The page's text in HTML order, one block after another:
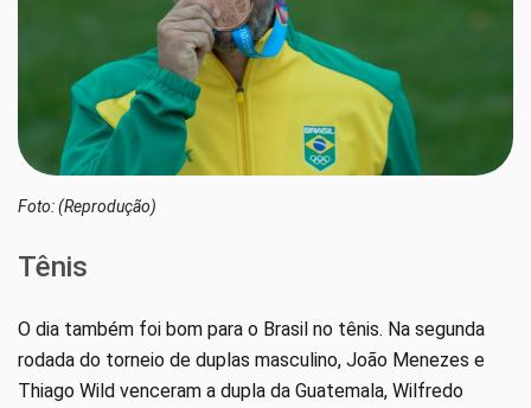
Foto: (Reprodução)
Tênis
O dia também foi bom para o Brasil no tênis. Na segunda
rodada do torneio de duplas masculino, João Menezes e
Thiago Wild venceram a dupla da Guatemala, Wilfredo